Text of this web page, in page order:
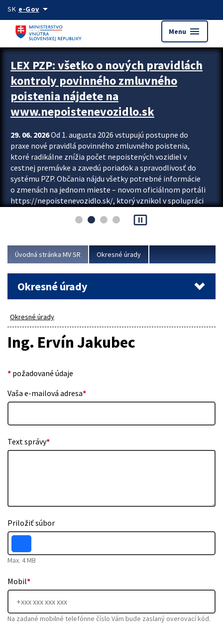
Preskocit na hlavný obsah
SK e-Govarrow_drop_down
Menu menu
Zastavit automatický posun upútavok
LEX PZP: všetko o nových pravidlách
kontroly povinného zmluvného
poistenia nájdete na
www.nepoistenevozidlo.sk
29. 06. 2026Od 1. augusta 2026 vstupujú postupne do
praxe nové pravidlá povinného zmluvného poistenia,
ktoré radikálne znížia počet nepoistených vozidiel v
cestnej premávke a zavedú poriadok a spravodlivosť do
systému PZP. Občania nájdu všetky potrebné informácie
o zmenách na jednom mieste – novom oficiálnom portáli
https://nepoistenevozidlo.sk/, ktorý vznikol v spolupráci
asociácie poisťovní (SLASPO) a Ministerstva vnútra SR.
Viac
pause_presentation
Úvodná stránka MV SR Okresné úrady
Okresné úrady
Okresné úrady
Ing. Ervín Jakubec
* požadované údaje
Vaša e-mailová adresa*
Text správy*
Priložiť súbor
Max. 4 MB
Mobil*
Na zadané mobilné telefónne číslo Vám bude zaslaný overovací kód.